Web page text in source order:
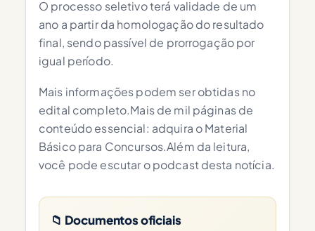
O processo seletivo terá validade de um
ano a partir da homologação do resultado
final, sendo passível de prorrogação por
igual período.
Mais informações podem ser obtidas no
edital completo.Mais de mil páginas de
conteúdo essencial: adquira o Material
Básico para Concursos.Além da leitura,
você pode escutar o podcast desta notícia.
📁 Documentos oficiais